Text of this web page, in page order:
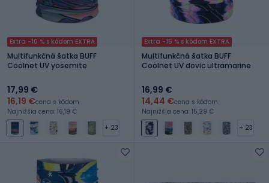
Extra -10 % s kódom EXTRA
Multifunkčná šatka BUFF
Coolnet UV yosemite
17,99 €
16,19 €cena s kódom
Najnižšia cena: 16,19 €
+ 23
Extra -15 % s kódom EXTRA
Multifunkčná šatka BUFF
Coolnet UV dovic ultramarine
16,99 €
14,44 €cena s kódom
Najnižšia cena: 15,29 €
+ 23